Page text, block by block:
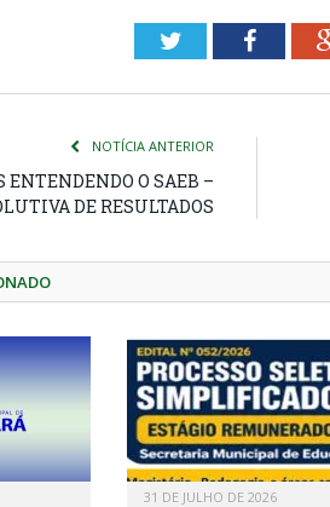
Twitter
NOTÍCIA ANTERIOR
ENTENDENDO O SAEB –
DE RESULTADOS
31 DE JULHO DE 2026